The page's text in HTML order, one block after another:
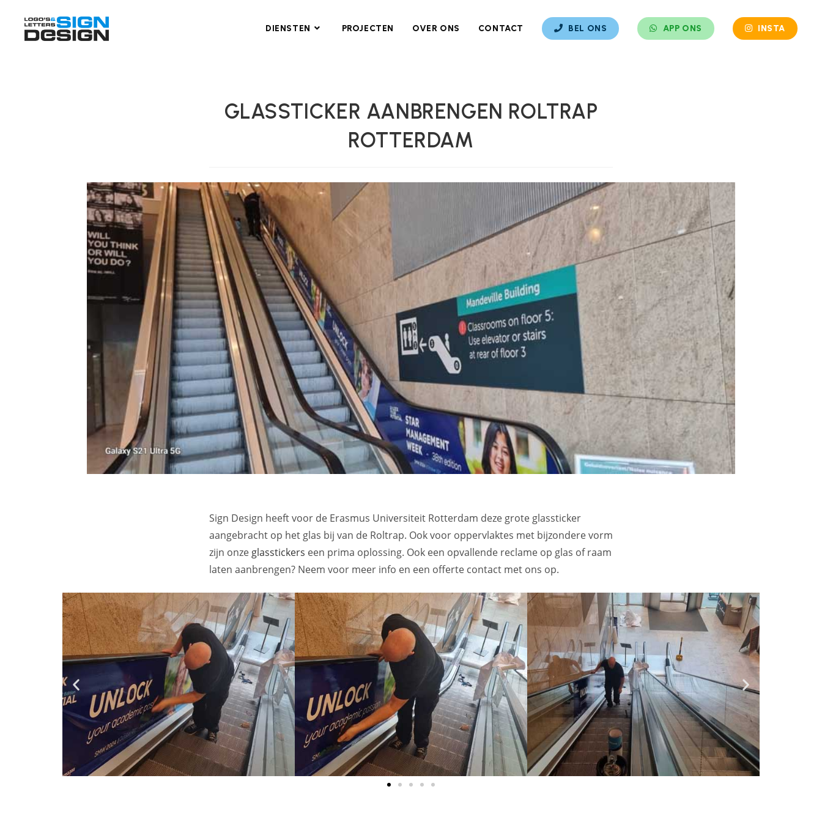
DIENSTEN PROJECTEN OVER ONS CONTACT BEL ONS APP ONS INSTA
GLASSTICKER AANBRENGEN ROLTRAP
ROTTERDAM
Sign Design heeft voor de Erasmus Universiteit Rotterdam deze grote glassticker
aangebracht op het glas bij van de Roltrap. Ook voor oppervlaktes met bijzondere vorm
zijn onze glasstickers een prima oplossing. Ook een opvallende reclame op glas of raam
laten aanbrengen? Neem voor meer info en een offerte contact met ons op.